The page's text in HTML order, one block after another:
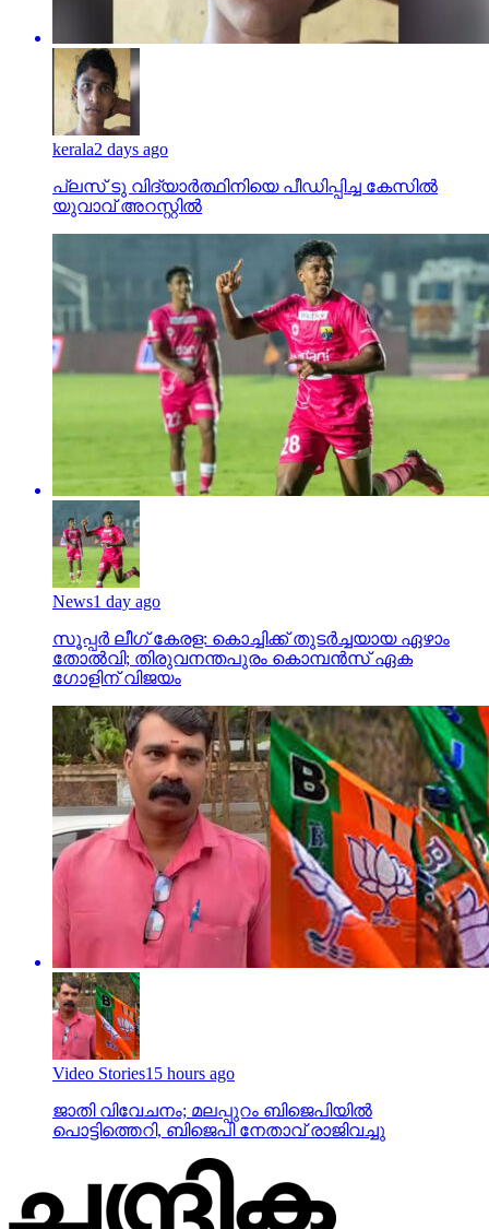
kerala2 days ago
പ്ലസ് ടു വിദ്യാര്‍ത്ഥിനിയെ പീഡിപ്പിച്ച കേസില്‍
യുവാവ് അറസ്റ്റില്‍
News1 day ago
സൂപ്പര്‍ ലീഗ് കേരള: കൊച്ചിക്ക് തുടര്‍ച്ചയായ ഏഴാം
തോല്‍വി; തിരുവനന്തപുരം കൊമ്പന്‍സ് ഏക
ഗോളിന് വിജയം
Video Stories15 hours ago
ജാതി വിവേചനം; മലപ്പുറം ബിജെപിയില്‍
പൊട്ടിത്തെറി, ബിജെപി നേതാവ് രാജിവച്ചു